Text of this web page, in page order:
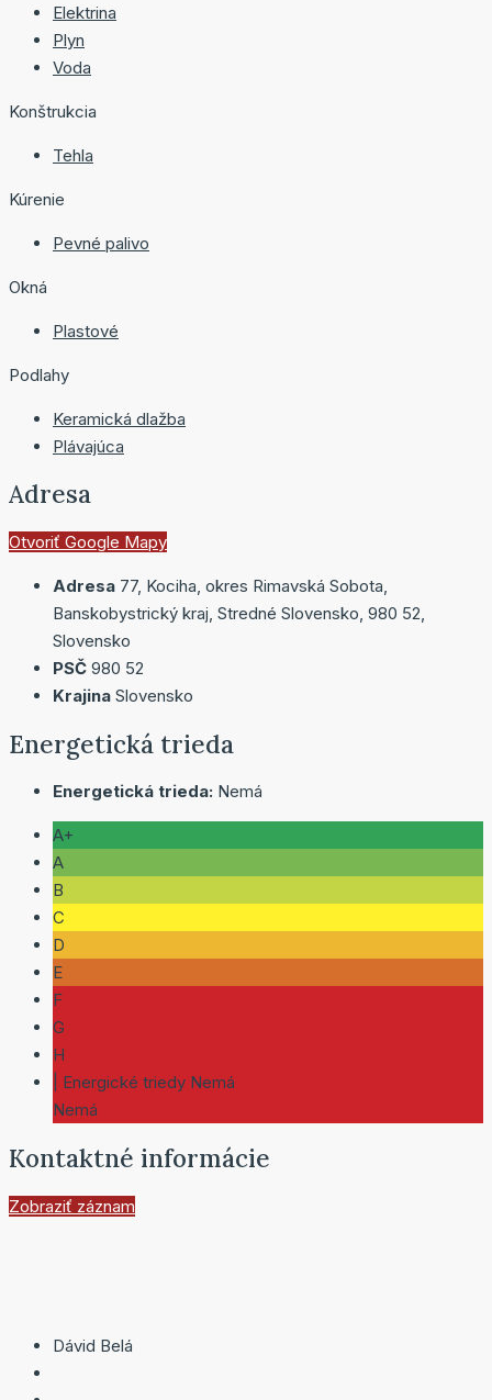
Elektrina
Plyn
Voda
Konštrukcia
Tehla
Kúrenie
Pevné palivo
Okná
Plastové
Podlahy
Keramická dlažba
Plávajúca
Adresa
Otvoriť Google Mapy
Adresa 77, Kociha, okres Rimavská Sobota,
Banskobystrický kraj, Stredné Slovensko, 980 52,
Slovensko
PSČ 980 52
Krajina Slovensko
Energetická trieda
Energetická trieda: Nemá
A+
A
B
C
D
E
F
G
H
| Energické triedy Nemá
Nemá
Kontaktné informácie
Zobraziť záznam
Dávid Belá